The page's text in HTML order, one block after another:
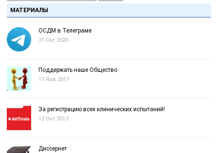
МАТЕРИАЛЫ
ОСДМ в Телеграме
31 Окт 2020
Поддержать наше Общество
17 Янв 2017
За регистрацию всех клинических испытаний!
12 Окт 2013
Диссернет